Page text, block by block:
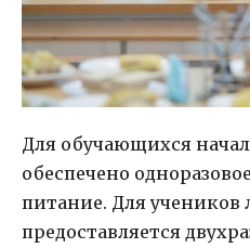
Для обучающихся
обеспечено
питание. Для учеников
предоставляется